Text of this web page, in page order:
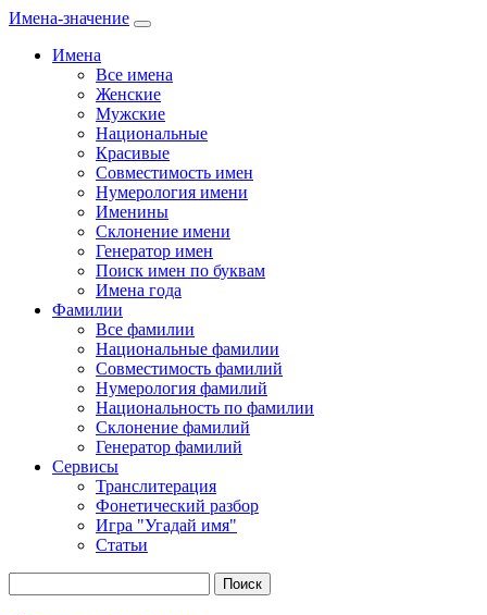
Имена-значение
Имена
Все имена
Женские
Мужские
Национальные
Красивые
Совместимость имен
Нумерология имени
Именины
Склонение имени
Генератор имен
Поиск имен по буквам
Имена года
Фамилии
Все фамилии
Национальные фамилии
Совместимость фамилий
Нумерология фамилий
Национальность по фамилии
Склонение фамилий
Генератор фамилий
Сервисы
Транслитерация
Фонетический разбор
Игра "Угадай имя"
Статьи
Поиск